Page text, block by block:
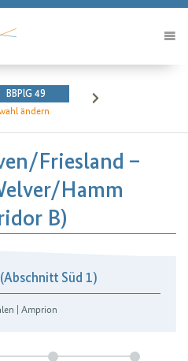
BBPlG 49
ändern
​Friesland –
​Hamm
B)
Süd 1)
| Amprion